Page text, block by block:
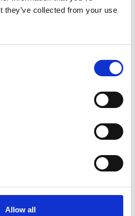
they’ve collected from your use
Allow all
Soft Bed